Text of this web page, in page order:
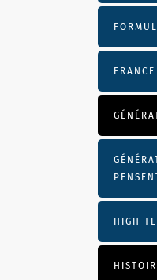
FRANCE
HIGH